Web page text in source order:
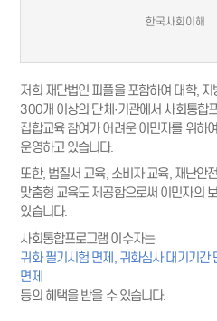
한국사회이해
저희 재단법인 피플을 포함하여 대학,
300개 이상의 단체·기관에서 사회통합
집합교육 참여가 어려운 이민자를 위하
운영하고 있습니다.
또한, 법질서 교육, 소비자 교육, 재난안
맞춤형 교육도 제공함으로써 이민자의
있습니다.
사회통합프로그램 이수자는
귀화 필기시험 면제, 귀화심사 대기기간
면제
등의 혜택을 받을 수 있습니다.